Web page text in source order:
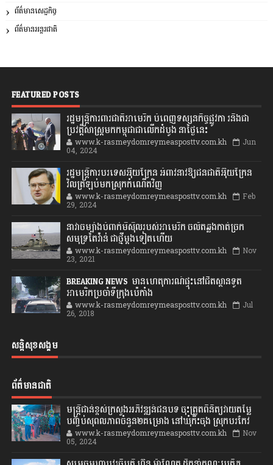
ព័ត៌មានសេដ្ឋកិច្ច
ព័ត៌មានអន្តរជាតិ
FEATURED POSTS
រដ្ឋមន្រ្តីការពារជាតិអាមេរិក បំពេញទស្សនកិច្ចផ្លូវកា រនិងជា
ប្រវត្តិសាស្រ្តមកកម្ពុជាជាលើកដំបូង នាថ្ងៃនេះ
www.k-rasmeydomreymeasposttv.com.kh Jun
04, 2024
រដ្ឋមន្ត្រីការបរទេសអ៊ុយក្រែន អំពាវនាវឱ្យជនជាតិអ៊ុយក្រែន
វិលត្រឡប់មកស្រុកកំណើតវិញ
www.k-rasmeydomreymeasposttv.com.kh Feb
29, 2024
នាវាចម្បាំងបំពាក់មីស៊ីលរបស់អាមេរិក ចល័តឆ្លងកាត់ច្រក
សមុទ្រតៃវ៉ាន់ ជាថ្មីម្តងទៀតហើយ
www.k-rasmeydomreymeasposttv.com.kh Nov
23, 2021
BREAKING NEWS: មានហេតុការណ៍ផ្ទុះនៅជិតស្ថានទូត
អាមេរិកប្រចាំទីក្រុងប៉េកាំង
www.k-rasmeydomreymeasposttv.com.kh Jul
26, 2018
សន្តិសុខសង្គម
ព័ត៌មានជាតិ
មន្ត្រីជាន់ខ្ពស់ក្រសួងអភិវឌ្ឍន៍ជនបទ ចុះត្រួតពិនិត្យវាយតម្លៃ
បញ្ចប់សុពលភាពចំនួន២គម្រោង នៅឃុំកិះចុង ស្រុកបរកែវ
www.k-rasmeydomreymeasposttv.com.kh Nov
05, 2024